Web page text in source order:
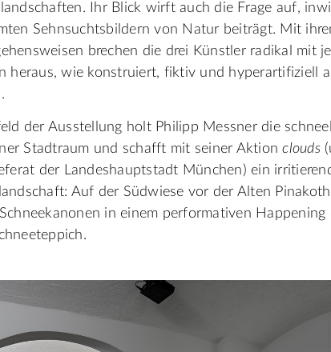
Ihr Blick wirft auch die Frage auf,
Sehnsuchtsbildern von Natur beiträgt. Mit
brechen die drei Künstler radikal mit
heraus, wie konstruiert, fiktiv und hyperartifiziell
der Ausstellung holt Philipp Messner die
Stadtraum und schafft mit seiner Aktionclouds
der Landeshauptstadt München) ein
Auf der Südwiese vor der Alten
in einem performativen